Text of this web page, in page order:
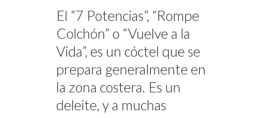
El “7 Potencias”, “Rompe
Colchón” o “Vuelve a la
Vida”, es un cóctel que se
prepara generalmente en
la zona costera. Es un
deleite, y a muchas